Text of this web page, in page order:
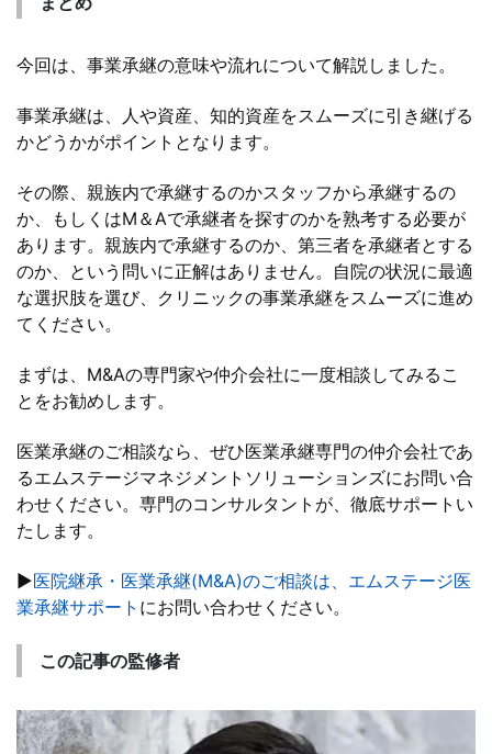
今回は、事業承継の意味や流れについて解説しました。
事業承継は、人や資産、知的資産をスムーズに引き継げる
かどうかがポイントとなります。
その際、親族内で承継するのかスタッフから承継するの
か、もしくはM＆Aで承継者を探すのかを熟考する必要が
あります。親族内で承継するのか、第三者を承継者とする
のか、という問いに正解はありません。自院の状況に最適
な選択肢を選び、クリニックの事業承継をスムーズに進め
てください。
まずは、M&Aの専門家や仲介会社に一度相談してみるこ
とをお勧めします。
医業承継のご相談なら、ぜひ医業承継専門の仲介会社であ
るエムステージマネジメントソリューションズにお問い合
わせください。専門のコンサルタントが、徹底サポートい
たします。
▶医院継承・医業承継(M&A)のご相談は、エムステージ医
業承継サポート にお問い合わせください。
この記事の監修者